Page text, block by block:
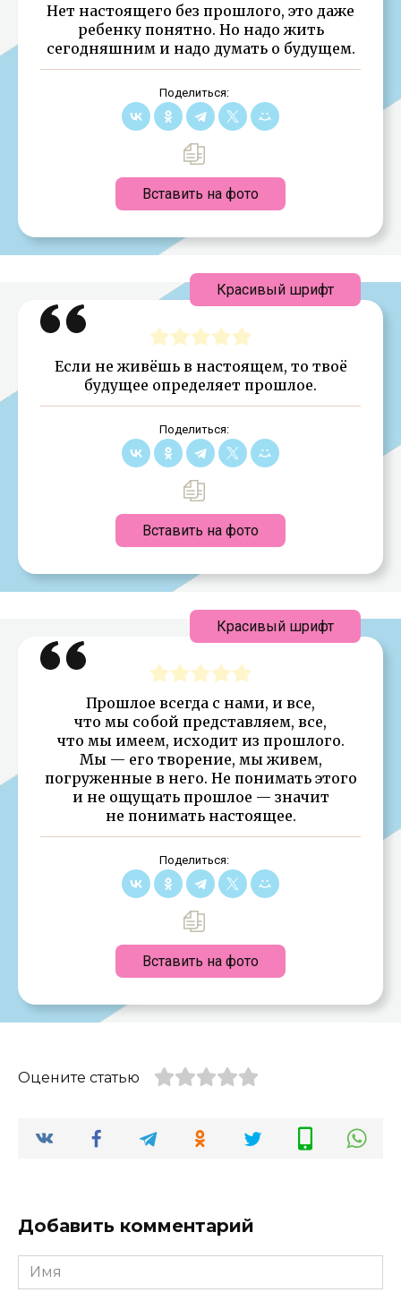
Нет настоящего без прошлого, это даже
ребенку понятно. Но надо жить
сегодняшним и надо думать о будущем.
Поделиться:
Вставить на фото
Если не живёшь в настоящем, то твоё
будущее определяет прошлое.
Поделиться:
Вставить на фото
Красивый шрифт
Прошлое всегда с нами, и все,
что мы собой представляем, все,
что мы имеем, исходит из прошлого.
Мы — его творение, мы живем,
погруженные в него. Не понимать этого
и не ощущать прошлое — значит
не понимать настоящее.
Поделиться:
Вставить на фото
Красивый шрифт
Оцените статью
Добавить комментарий
Имя
*